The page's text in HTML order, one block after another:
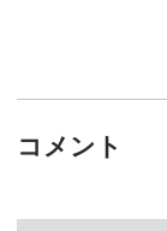
コメント